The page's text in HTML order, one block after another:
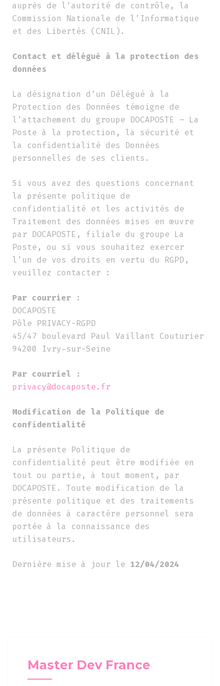
auprès de l’autorité de contrôle, la
Commission Nationale de l’Informatique
et des Libertés (CNIL).
Contact et délégué à la protection des
données
La désignation d’un Délégué à la
Protection des Données témoigne de
l’attachement du groupe DOCAPOSTE – La
Poste à la protection, la sécurité et
la confidentialité des Données
personnelles de ses clients.
Si vous avez des questions concernant
la présente politique de
confidentialité et les activités de
Traitement des données mises en œuvre
par DOCAPOSTE, filiale du groupe La
Poste, ou si vous souhaitez exercer
l’un de vos droits en vertu du RGPD,
veuillez contacter :
Par courrier :
DOCAPOSTE
Pôle PRIVACY-RGPD
45/47 boulevard Paul Vaillant Couturier
94200 Ivry-sur-Seine
Par courriel :
privacy@docaposte.fr
Modification de la Politique de
confidentialité
La présente Politique de
confidentialité peut être modifiée en
tout ou partie, à tout moment, par
DOCAPOSTE. Toute modification de la
présente politique et des traitements
de données à caractère personnel sera
portée à la connaissance des
utilisateurs.
Dernière mise à jour le 12/04/2024
Master Dev France